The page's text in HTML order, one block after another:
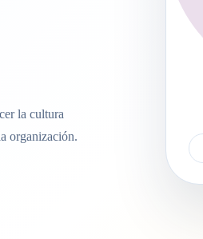
la cultura
organización.